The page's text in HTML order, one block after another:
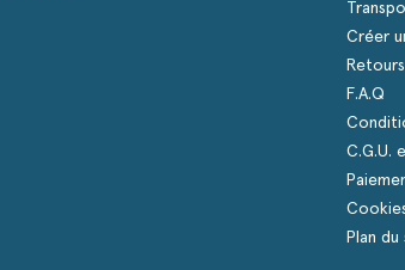
Créer
F.A.Q
C.G.U.
Plan du